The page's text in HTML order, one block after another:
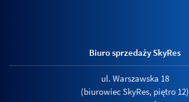
Biuro sprzedaży SkyRes
ul. Warszawska 18
(biurowiec SkyRes, piętro 12)